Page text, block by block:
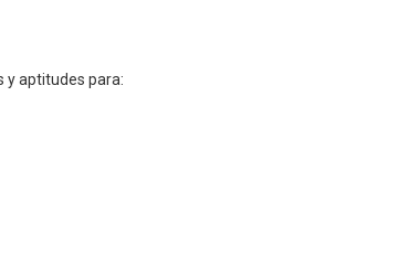
y aptitudes para: